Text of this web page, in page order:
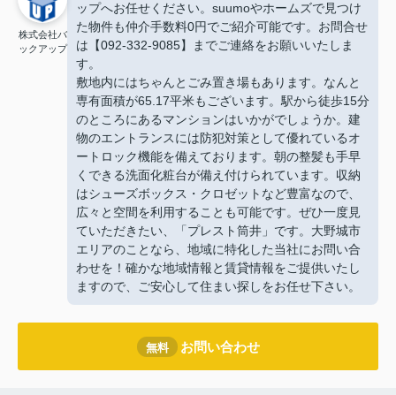
株式会社バ
ックアップ
ップへお任せください。suumoやホームズで見つけ
た物件も仲介手数料0円でご紹介可能です。お問合せ
は【092-332-9085】までご連絡をお願いいたしま
す。
敷地内にはちゃんとごみ置き場もあります。なんと
専有面積が65.17平米もございます。駅から徒歩15分
のところにあるマンションはいかがでしょうか。建
物のエントランスには防犯対策として優れているオ
ートロック機能を備えております。朝の整髪も手早
くできる洗面化粧台が備え付けられています。収納
はシューズボックス・クロゼットなど豊富なので、
広々と空間を利用することも可能です。ぜひ一度見
ていただきたい、「プレスト筒井」です。大野城市
エリアのことなら、地域に特化した当社にお問い合
わせを！確かな地域情報と賃貸情報をご提供いたし
ますので、ご安心して住まい探しをお任せ下さい。
無料 お問い合わせ